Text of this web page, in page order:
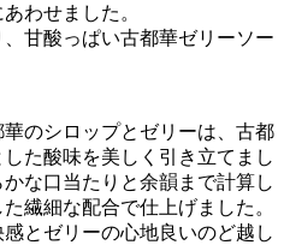
わせました。
甘酸っぱい古都華ゼリーソー
のシロップとゼリーは、古都
た酸味を美しく引き立てまし
な口当たりと余韻まで計算し
繊細な配合で仕上げました。
とゼリーの心地良いのど越し